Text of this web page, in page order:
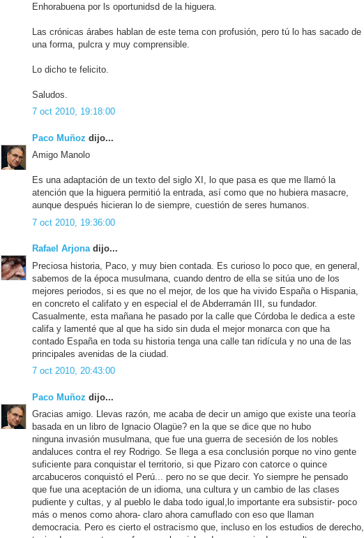
Enhorabuena por ls oportunidsd de la higuera.
Las crónicas árabes hablan de este tema con profusión, pero tú lo has sacado de
una forma, pulcra y muy comprensible.
Lo dicho te felicito.
Saludos.
7 oct 2010, 19:18:00
Paco Muñoz dijo...
Amigo Manolo
Es una adaptación de un texto del siglo XI, lo que pasa es que me llamó la
atención que la higuera permitió la entrada, así como que no hubiera masacre,
aunque después hicieran lo de siempre, cuestión de seres humanos.
7 oct 2010, 19:36:00
Rafael Arjona dijo...
Preciosa historia, Paco, y muy bien contada. Es curioso lo poco que, en general,
sabemos de la época musulmana, cuando dentro de ella se sitúa uno de los
mejores periodos, si es que no el mejor, de los que ha vivido España o Hispania,
en concreto el califato y en especial el de Abderramán III, su fundador.
Casualmente, esta mañana he pasado por la calle que Córdoba le dedica a este
califa y lamenté que al que ha sido sin duda el mejor monarca con que ha
contado España en toda su historia tenga una calle tan ridícula y no una de las
principales avenidas de la ciudad.
7 oct 2010, 20:43:00
Paco Muñoz dijo...
Gracias amigo. Llevas razón, me acaba de decir un amigo que existe una teoría
basada en un libro de Ignacio Olagüe? en la que se dice que no hubo
ninguna invasión musulmana, que fue una guerra de secesión de los nobles
andaluces contra el rey Rodrigo. Se llega a esa conclusión porque no vino gente
suficiente para conquistar el territorio, si que Pizaro con catorce o quince
arcabuceros conquistó el Perú... pero no se que decir. Yo siempre he pensado
que fue una aceptación de un idioma, una cultura y un cambio de las clases
pudiente y cultas, y al pueblo le daba todo igual,lo importante era subsistir- poco
más o menos como ahora- claro ahora camuflado con eso que llaman
democracia. Pero es cierto el ostracismo que, incluso en los estudios de derecho,